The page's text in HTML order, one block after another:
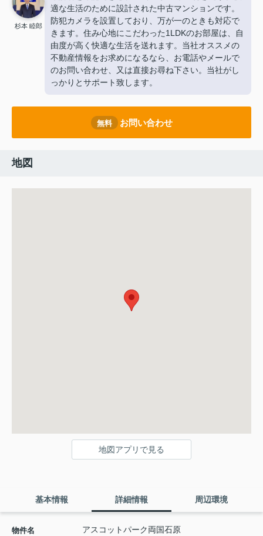
杉本 睦郎
適な生活のために設計された中古マンションです。
防犯カメラを設置しており、万が一のときも対応で
きます。住み心地にこだわった1LDKのお部屋は、自
由度が高く快適な生活を送れます。当社オススメの
不動産情報をお求めになるなら、お電話やメールで
のお問い合わせ、又は直接お尋ね下さい。当社がし
っかりとサポート致します。
無料 お問い合わせ
地図
地図アプリで見る
基本情報 詳細情報 周辺環境
物件名 アスコットパーク両国石原